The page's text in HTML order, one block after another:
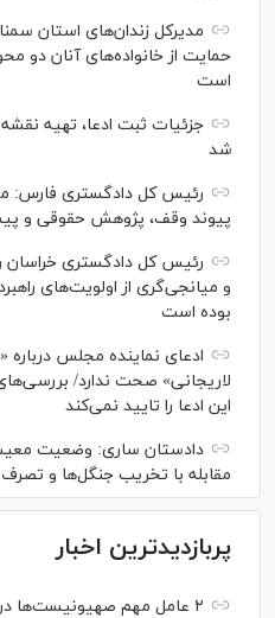
مدیرکل زندان‌های استان
حمایت از خانواده‌های آنان دو
است
شد
رئیس کل دادگستری فارس:
پیوند وقف، پژوهش حقوقی و
رئیس کل دادگستری خراسان
و میانجی‌گری از اولویت‌های
بوده است
ادعای نماینده مجلس
لاریجانی» صحت ندارد/
این ادعا را تایید نمی‌کند
دادستان ساری: وضعیت
مقابله با تخریب جنگل‌ها و تصرف
پربازدیدترین اخبار